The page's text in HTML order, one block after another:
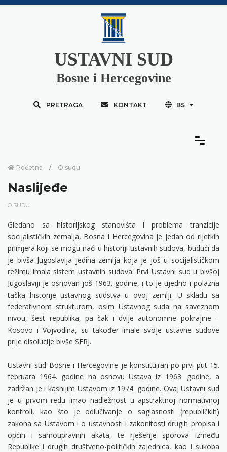
USTAVNI SUD
Bosne i Hercegovine
PRETRAGA KONTAKT BS
Početna O sudu
Naslijeđe
O SUDU
Gledano sa historijskog stanovišta i problema tranzicije
socijalističkih zemalja, Bosna i Hercegovina je jedan od rijetkih
primjera koji se mogu naći u historiji ustavnih sudova, budući da
je bivša Jugoslavija jedina zemlja koja je još u socijalističkom
režimu imala sistem ustavnih sudova. Prvi Ustavni sud u bivšoj
Jugoslaviji je osnovan još 1963. godine, i to je ujedno i polazna
tačka historije ustavnog sudstva u ovoj zemlji. U skladu sa
federativnom strukturom, osim Ustavnog suda na saveznom
nivou, šest republika, pa čak i dvije autonomne pokrajine –
Kosovo i Vojvodina, su također imale svoje ustavne sudove
prije disolucije bivše SFRJ.
Ustavni sud Bosne i Hercegovine je konstituiran po prvi put 15.
februara 1964. godine na osnovu Ustava iz 1963. godine, a
zadržan je i kasnijim Ustavom iz 1974. godine. Ovaj Ustavni sud
je u prvom redu imao nadležnost u apstraktnoj normativnoj
kontroli, kao što je odlučivanje o saglasnosti (republičkih)
zakona sa Ustavom i o ustavnosti i zakonitosti drugih propisa i
općih i samoupravnih akata, te rješenje sporova između
Republike i drugih društveno-političkih zajednica, kao i sukoba